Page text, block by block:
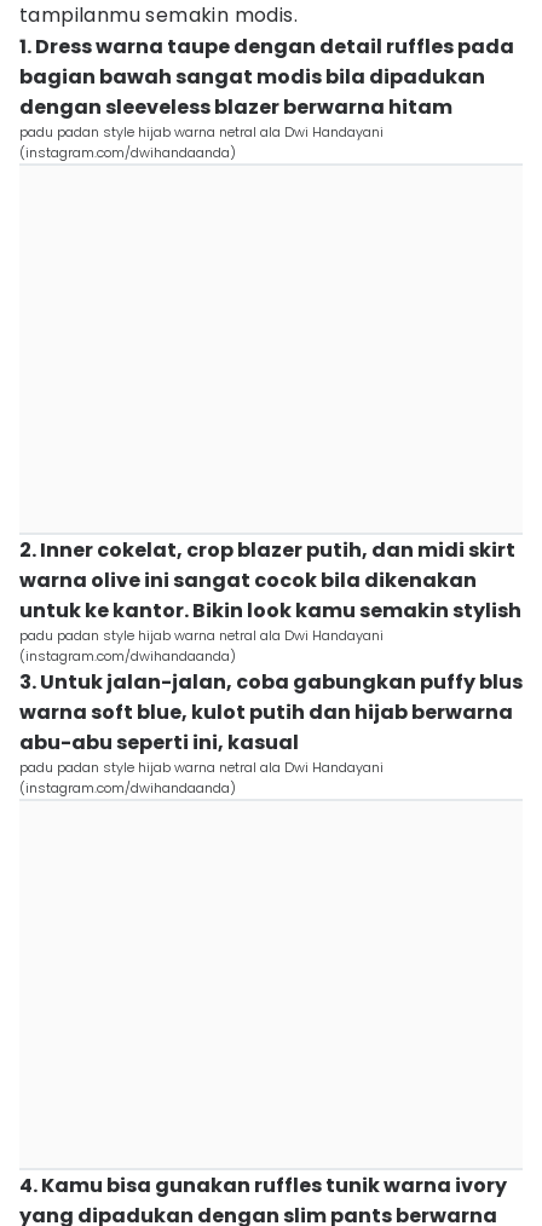
tampilanmu semakin modis.
1. Dress warna taupe dengan detail ruffles pada
bagian bawah sangat modis bila dipadukan
dengan sleeveless blazer berwarna hitam
padu padan style hijab warna netral ala Dwi Handayani
(instagram.com/dwihandaanda)
2. Inner cokelat, crop blazer putih, dan midi skirt
warna olive ini sangat cocok bila dikenakan
untuk ke kantor. Bikin look kamu semakin stylish
padu padan style hijab warna netral ala Dwi Handayani
(instagram.com/dwihandaanda)
3. Untuk jalan-jalan, coba gabungkan puffy blus
warna soft blue, kulot putih dan hijab berwarna
abu-abu seperti ini, kasual
padu padan style hijab warna netral ala Dwi Handayani
(instagram.com/dwihandaanda)
4. Kamu bisa gunakan ruffles tunik warna ivory
yang dipadukan dengan slim pants berwarna